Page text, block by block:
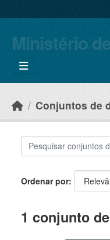
Ministério
Conjuntos de
Ordenar por
1 conjunto